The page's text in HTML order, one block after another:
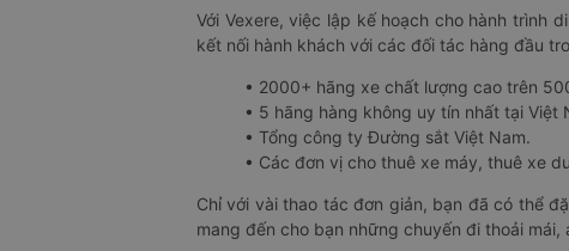
Với Vexere, việc lập kế hoạch cho hành trình
kết nối hành khách với các đối tác hàng đầu
• 2000+ hãng xe chất lượng cao trên
• 5 hãng hàng không uy tín nhất tại Việt
• Tổng công ty Đường sắt Việt Nam.
• Các đơn vị cho thuê xe máy, thuê xe
Chỉ với vài thao tác đơn giản, bạn đã có thể
mang đến cho bạn những chuyến đi thoải mái,